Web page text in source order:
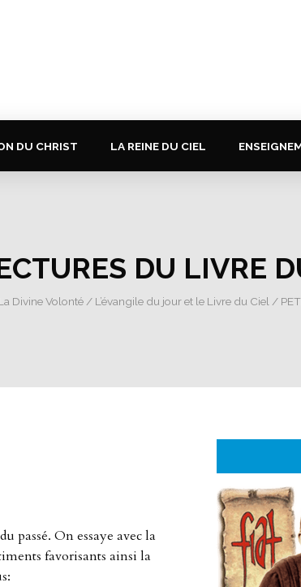
DU CHRIST LA REINE DU CIEL
DU LIVRE
Divine Volonté / L’évangile du jour et le Livre du Ciel /
passé. On essaye avec la
favorisants ainsi la